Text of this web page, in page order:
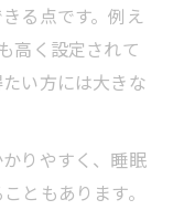
する夕方から
内容・役割を
タイミングと
る点です。例え
高く設定されて
い方には大きな
りやすく、睡眠
ともあります。